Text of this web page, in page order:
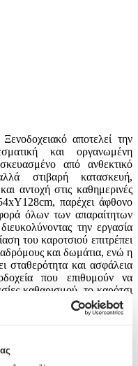
αποτελεί την
και οργανωμένη
από ανθεκτικό
στιβαρή κατασκευή,
αντοχή στις καθημερινές
παρέχει άφθονο
όλων των απαραίτητων
την εργασία
του καροτσιού επιτρέπει
και δωμάτια, ενώ η
σταθερότητα και ασφάλεια
που επιθυμούν να
καθαρισμού, το καρότσι
αισθητική, κάνοντας την
ευχάριστη. Ένα απαραίτητο
της φιλοξενίας.